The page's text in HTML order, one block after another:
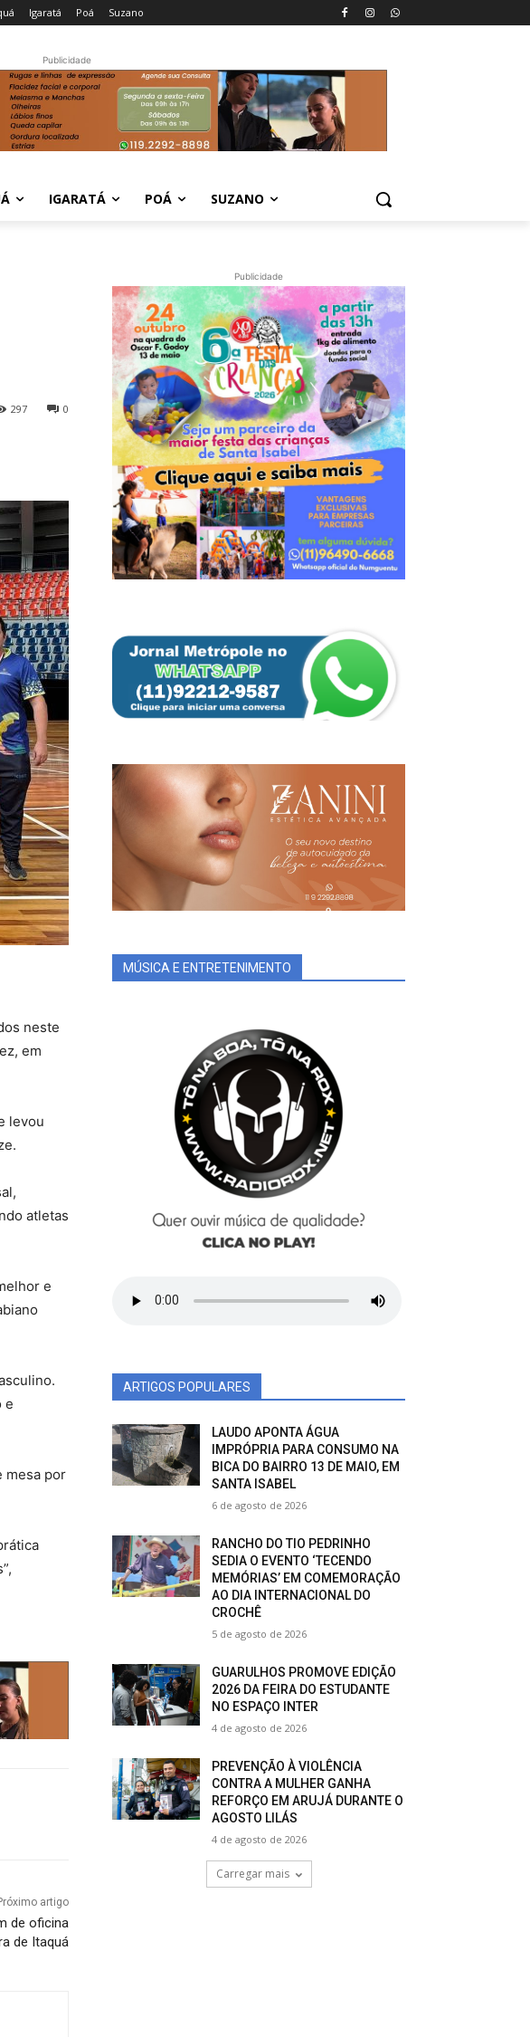
Igaratá Poá Suzano
Publicidade
IGARATÁ POÁ SUZANO
0
297
neste
em
levou
atletas
e
e
mesa por
artigo
de oficina
de Itaquá
Publicidade
MÚSICA E ENTRETENIMENTO
ARTIGOS POPULARES
LAUDO APONTA ÁGUA
IMPRÓPRIA PARA CONSUMO NA
BICA DO BAIRRO 13 DE MAIO, EM
SANTA ISABEL
6 de agosto de 2026
RANCHO DO TIO PEDRINHO
SEDIA O EVENTO ‘TECENDO
MEMÓRIAS’ EM COMEMORAÇÃO
AO DIA INTERNACIONAL DO
CROCHÊ
5 de agosto de 2026
GUARULHOS PROMOVE EDIÇÃO
2026 DA FEIRA DO ESTUDANTE
NO ESPAÇO INTER
4 de agosto de 2026
PREVENÇÃO À VIOLÊNCIA
CONTRA A MULHER GANHA
REFORÇO EM ARUJÁ DURANTE O
AGOSTO LILÁS
4 de agosto de 2026
Carregar mais